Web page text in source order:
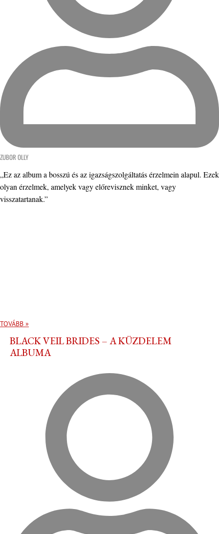
ZUBOR OLLY
„Ez az album a bosszú és az igazságszolgáltatás érzelmein alapul. Ezek
olyan érzelmek, amelyek vagy előrevisznek minket, vagy
visszatartanak.”
TOVÁBB »
BLACK VEIL BRIDES – A KÜZDELEM
ALBUMA